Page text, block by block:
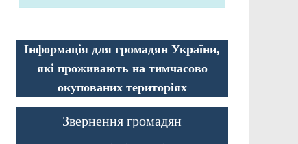
Інформація для громадян України,
які проживають на тимчасово
окупованих територіях
Звернення громадян